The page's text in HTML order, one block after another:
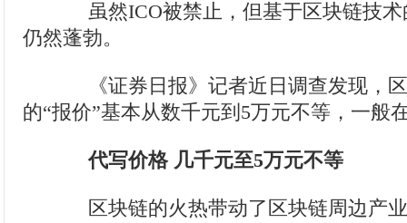
虽然ICO被禁止，但基于区块链技术
仍然蓬勃。
《证券日报》记者近日调查发现，区
的“报价”基本从数千元到5万元不等，一般
代写价格 几千元至5万元不等
区块链的火热带动了区块链周边产业